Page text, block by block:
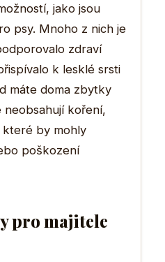
jako jsou
psy. Mnoho z nich je
zdraví
k lesklé srsti
máte doma zbytky
neobsahují koření,
by mohly
poškození
pro majitele